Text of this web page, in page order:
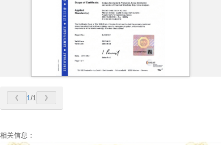
1/1
相关信息：